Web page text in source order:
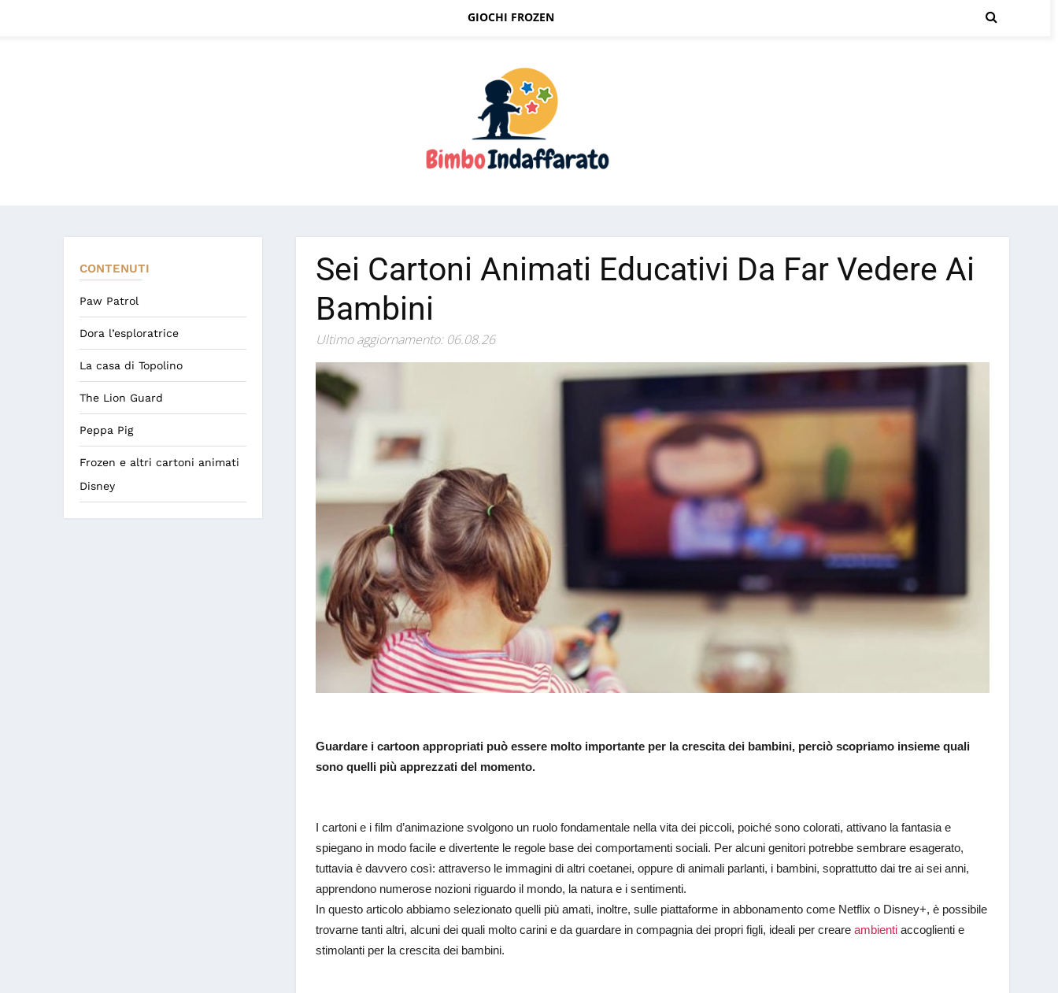
GIOCHI FROZEN
CONTENUTI
Paw Patrol
Dora l’esploratrice
La casa di Topolino
The Lion Guard
Peppa Pig
Frozen e altri cartoni animati
Disney
Sei Cartoni Animati Educativi Da Far Vedere Ai
Bambini
Ultimo aggiornamento: 06.08.26
Guardare i cartoon appropriati può essere molto importante per la crescita dei bambini, perciò scopriamo insieme quali
sono quelli più apprezzati del momento.
I cartoni e i film d’animazione svolgono un ruolo fondamentale nella vita dei piccoli, poiché sono colorati, attivano la fantasia e
spiegano in modo facile e divertente le regole base dei comportamenti sociali. Per alcuni genitori potrebbe sembrare esagerato,
tuttavia è davvero così: attraverso le immagini di altri coetanei, oppure di animali parlanti, i bambini, soprattutto dai tre ai sei anni,
apprendono numerose nozioni riguardo il mondo, la natura e i sentimenti.
In questo articolo abbiamo selezionato quelli più amati, inoltre, sulle piattaforme in abbonamento come Netflix o Disney+, è possibile
trovarne tanti altri, alcuni dei quali molto carini e da guardare in compagnia dei propri figli, ideali per creareambienti accoglienti e
stimolanti per la crescita dei bambini.